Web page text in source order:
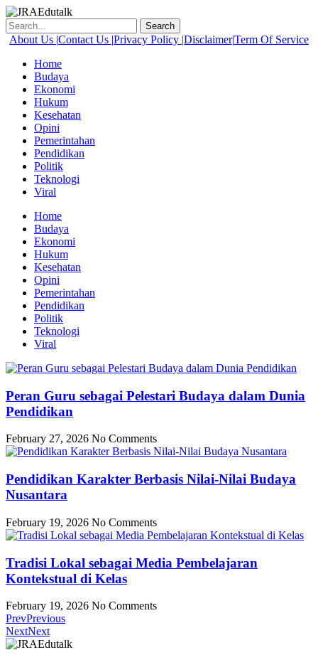
Skip
to
content
Search
About Us |Contact Us |Privacy Policy |Disclaimer|Term Of Service
Home
Budaya
Ekonomi
Hukum
Kesehatan
Opini
Pemerintahan
Pendidikan
Politik
Teknologi
Viral
Menu
Home
Budaya
Ekonomi
Hukum
Kesehatan
Opini
Pemerintahan
Pendidikan
Politik
Teknologi
Viral
Peran Guru sebagai Pelestari Budaya dalam Dunia
Pendidikan
February 27, 2026 No Comments
Pendidikan Karakter Berbasis Nilai-Nilai Budaya
Nusantara
February 19, 2026 No Comments
Tradisi Lokal sebagai Media Pembelajaran
Kontekstual di Kelas
February 19, 2026 No Comments
PrevPrevious
NextNext